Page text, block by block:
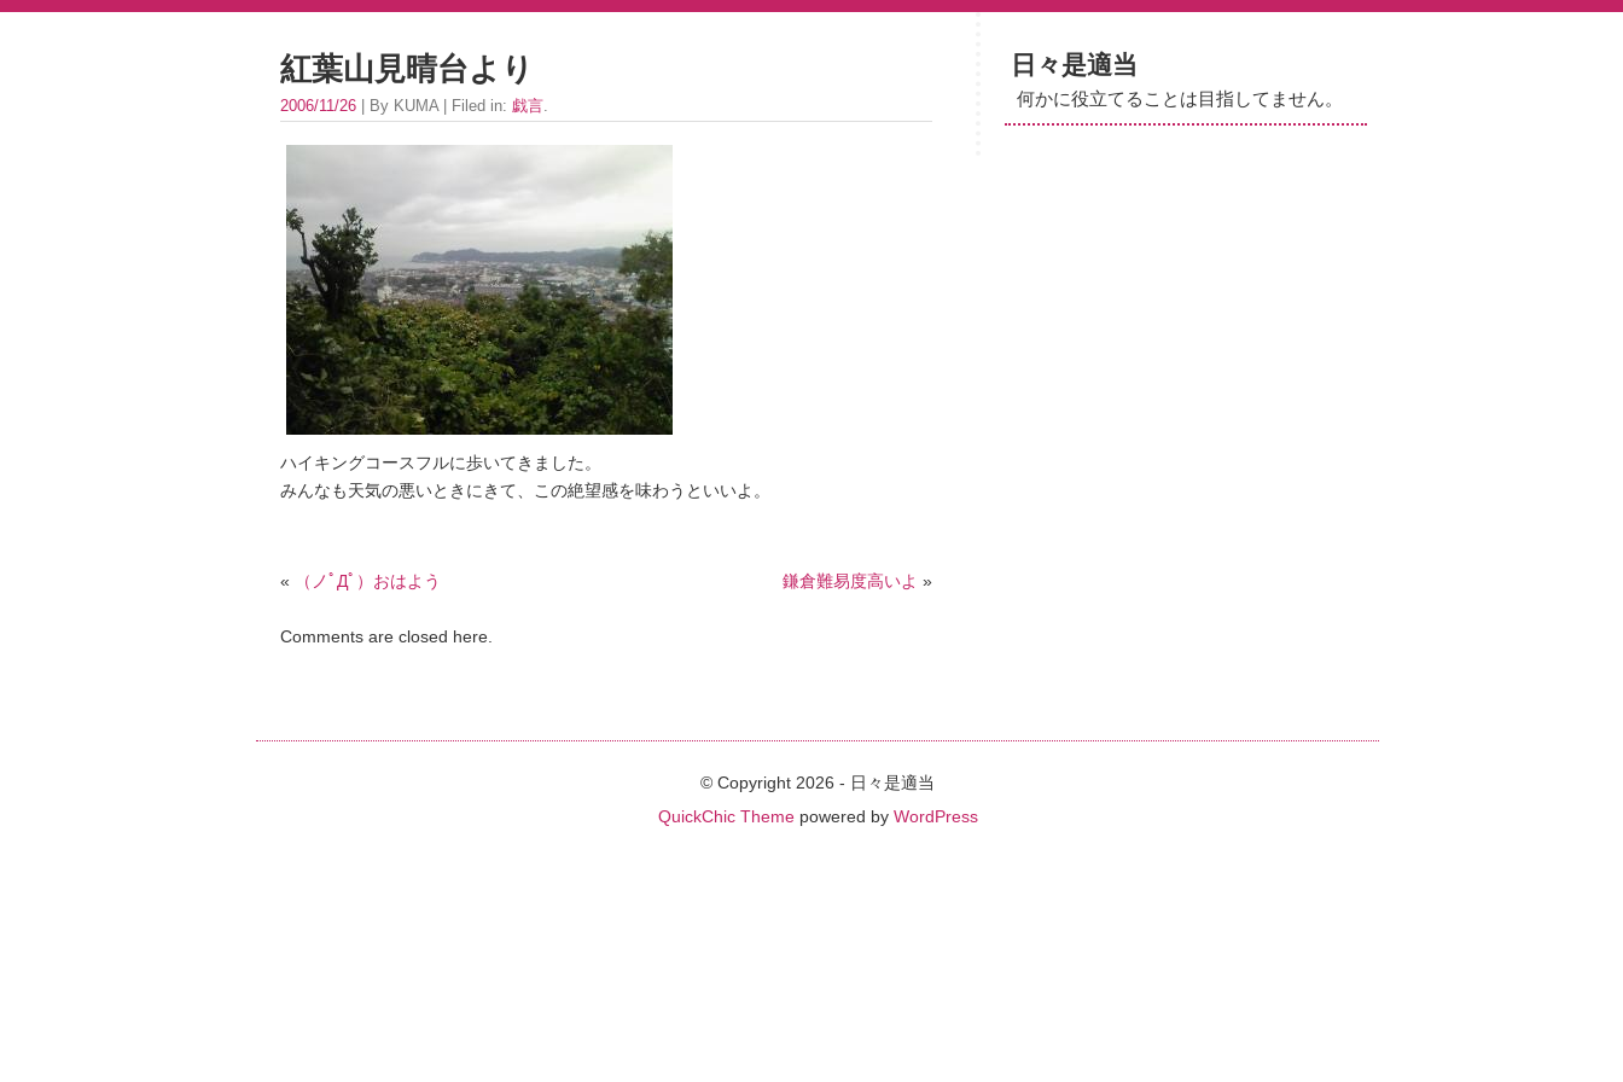
紅葉山見晴台より
2006/11/26 | By KUMA | Filed in: 戯言.
ハイキングコースフルに歩いてきました。
みんなも天気の悪いときにきて、この絶望感を味わうといいよ。
« （ノﾟДﾟ）おはよう 鎌倉難易度高いよ »
Comments are closed here.
日々是適当
何かに役立てることは目指してません。
© Copyright 2026 - 日々是適当
QuickChic Themepowered by WordPress